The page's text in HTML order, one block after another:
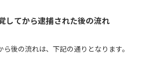
してから逮捕された後の流れ
後の流れは、下記の通りとなります。